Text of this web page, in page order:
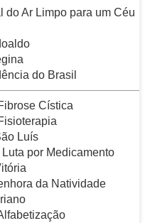
do Ar Limpo para um Céu
do Brasil
Cística
Luís
por Medicamento
da Natividade